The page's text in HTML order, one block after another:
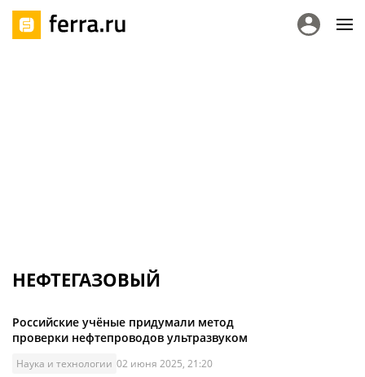
НЕФТЕГАЗОВЫЙ
Российские учёные придумали метод
проверки нефтепроводов ультразвуком
Наука и технологии 02 июня 2025, 21:20